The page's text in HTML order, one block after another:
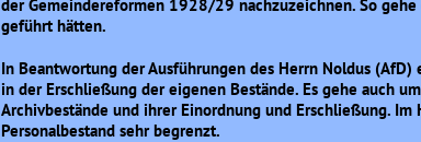
der Gemeindereformen 1928/29 nachzuzeichnen. So
geführt hätten.
In Beantwortung der Ausführungen des Herrn Noldus
in der Erschließung der eigenen Bestände. Es gehe auch
Archivbestände und ihrer Einordnung und Erschließung.
Personalbestand sehr begrenzt.